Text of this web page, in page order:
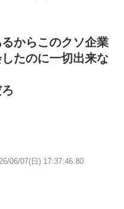
からこのクソ企業
たのに一切出来な
06/07(日) 17:37:46.80